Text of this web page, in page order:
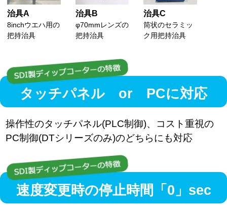
治具A
8inchウエハ用の
把持治具
治具B
φ70mmレンズの
把持治具
治具C
筒状のセラミッ
ク用把持治具
タッチパネル or PCに対応
操作性のタッチパネル(PLC制御)、コスト重視の
PC制御(DTシリーズのみ)のどちらにも対応
速度変更時の停止時間「0」sec